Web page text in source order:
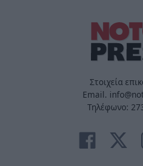
Στοιχεία
Email.
Τηλέφωνο: